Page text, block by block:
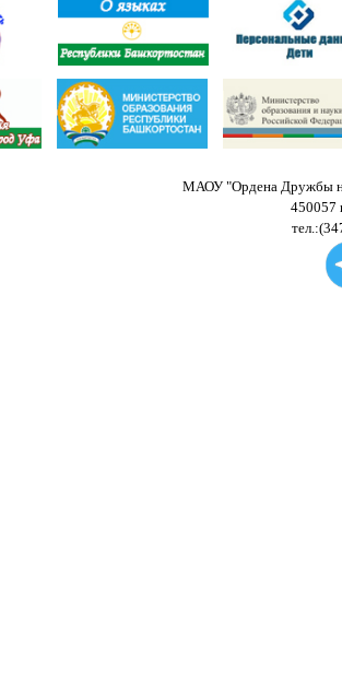
МАОУ "Ордена Дружбы
450057